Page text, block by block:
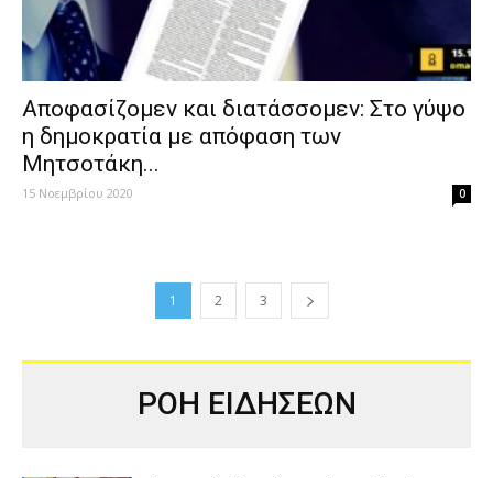
Αποφασίζομεν και διατάσσομεν: Στο γύψο
η δημοκρατία με απόφαση των
Μητσοτάκη...
15 Νοεμβρίου 2020 0
1 2 3
ΡΟΗ ΕΙΔΗΣΕΩΝ